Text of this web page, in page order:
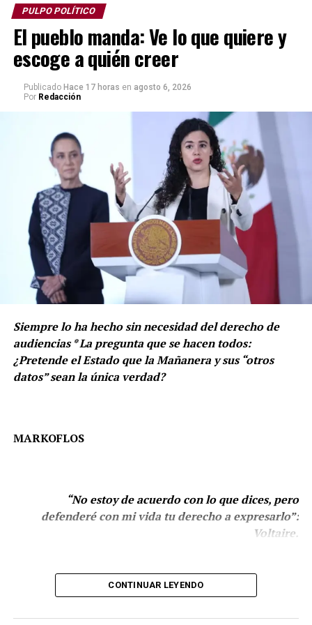
En dicha reunión también fue asesinado el rector de la
Universidad de Sinaloa. Desde septiembre de 2024, la
disputa de los viejos aliados ha provocado una cruenta
guerra con miles de asesinatos y violencia en el
ingobernable estado de Sinaloa.
En febrero de 2025, el abogado del Mayo, Frank Pérez,
señaló que su cliente accedería a declararse culpable si
la Fiscalía de EU quitaba de la mesa la pena de muerte,
cosa que ocurrió hace apenas unas semanas.
El lunes 25 de agosto, el Mayo Zambada se declaró
culpable ante la justicia de Estados Unidos en una Corte
federal de Nueva York.
Estados Unidos se comprometió a no solicitar la pena de
Guzmán, hijo de su exsocio JoaquínEl ChapoGuzmán.
PULPO POLÍTICO
El pueblo manda: Ve lo que quiere y
escoge a quién creer
Publicado Hace 17 horas en agosto 6, 2026
Por Redacción
Siempre lo ha hecho sin necesidad del derecho de
audiencias * La pregunta que se hacen todos:
¿Pretende el Estado que la Mañanera y sus “otros
datos” sean la única verdad?
MARKOFLOS
“No estoy de acuerdo con lo que dices, pero
defenderé con mi vida tu derecho a expresarlo”:
Voltaire.
El debate sobre el derecho de las audiencias es un asunto
CONTINUAR LEYENDO